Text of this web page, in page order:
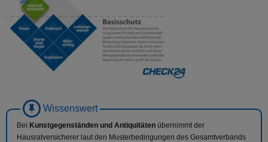
Bei Kunstgegenständen und Antiquitäten übernimmt der
Hausratversicherer laut den Musterbedingungen des Gesamtverbands